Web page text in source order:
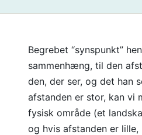
Begrebet “synspunkt”
sammenhæng, til den
den, der ser, og det han
afstanden er stor, kan vi
fysisk område (et
og hvis afstanden er